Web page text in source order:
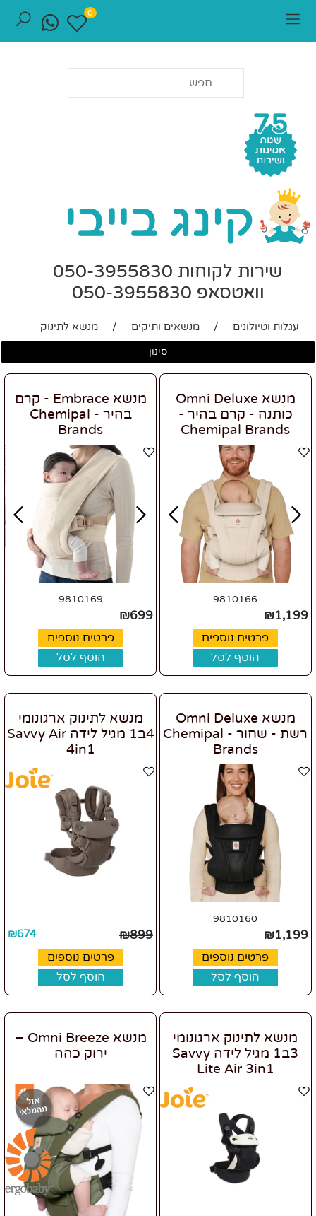
שירות לקוחות 050-3955830
וואטסאפ 050-3955830
0
עגלות וטיולונים / מנשאים ותיקים / מנשא לתינוק
סינון
מנשא Omni Deluxe
כותנה - קרם בהיר -
Chemipal Brands
9810166
₪1,199
פרטים נוספים
הוסף לסל
מנשא Embrace - קרם
בהיר - Chemipal
Brands
9810169
₪699
פרטים נוספים
הוסף לסל
מנשא Omni Deluxe
רשת - שחור - Chemipal
Brands
9810160
₪1,199
פרטים נוספים
הוסף לסל
מנשא לתינוק ארגונומי
4ב1 מגיל לידה Savvy Air
4in1
₪899
₪674
פרטים נוספים
הוסף לסל
מנשא לתינוק ארגונומי
3ב1 מגיל לידה Savvy
Lite Air 3in1
מנשא Omni Breeze –
ירוק כהה